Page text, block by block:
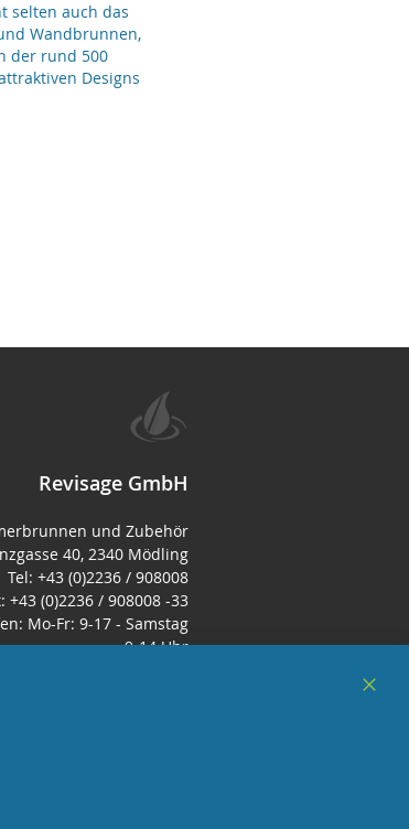
selten auch das
Wandbrunnen,
der rund 500
Designs
Revisage GmbH
und Zubehör
40, 2340 Mödling
Tel: +43 (0)2236 / 908008
+43 (0)2236 / 908008 -33
Mo-Fr: 9-17 - Samstag
9-14 Uhr